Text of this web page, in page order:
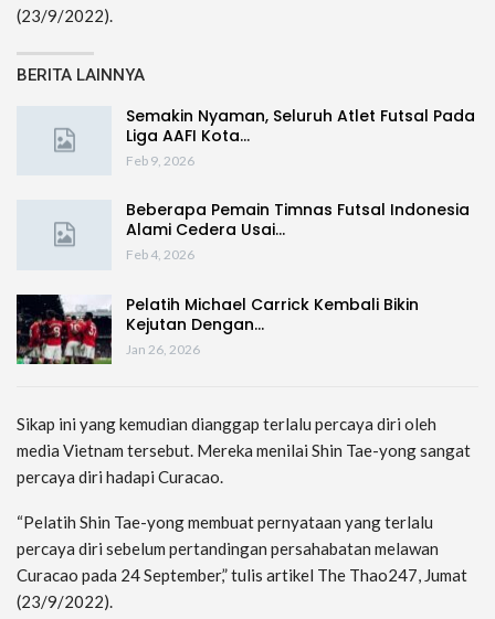
(23/9/2022).
BERITA LAINNYA
Semakin Nyaman, Seluruh Atlet Futsal Pada
Liga AAFI Kota…
Feb 9, 2026
Beberapa Pemain Timnas Futsal Indonesia
Alami Cedera Usai…
Feb 4, 2026
Pelatih Michael Carrick Kembali Bikin
Kejutan Dengan…
Jan 26, 2026
Sikap ini yang kemudian dianggap terlalu percaya diri oleh
media Vietnam tersebut. Mereka menilai Shin Tae-yong sangat
percaya diri hadapi Curacao.
“Pelatih Shin Tae-yong membuat pernyataan yang terlalu
percaya diri sebelum pertandingan persahabatan melawan
Curacao pada 24 September,” tulis artikel The Thao247, Jumat
(23/9/2022).